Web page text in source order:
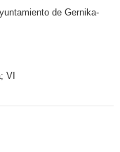
de Gernika-
VI